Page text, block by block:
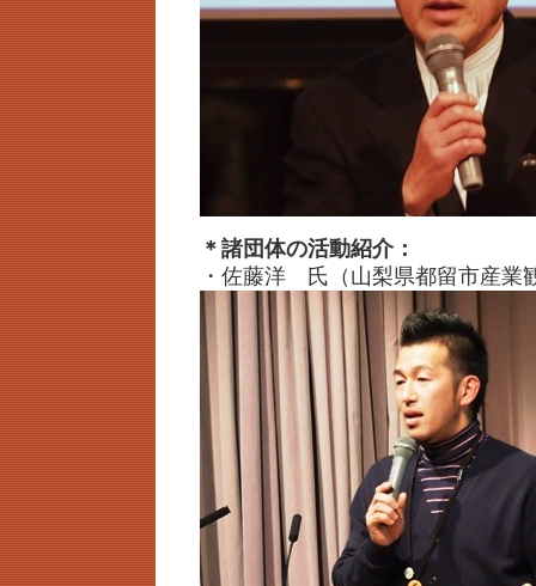
＊諸団体の活動紹介：
・佐藤洋 氏（山梨県都留市産業